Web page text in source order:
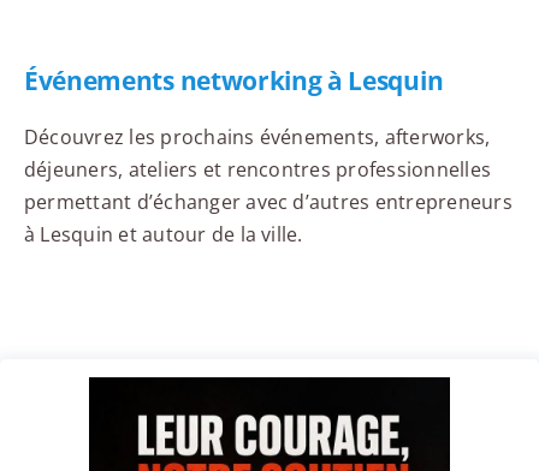
Événements networking à Lesquin
Découvrez les prochains événements, afterworks,
déjeuners, ateliers et rencontres professionnelles
permettant d’échanger avec d’autres entrepreneurs
à Lesquin et autour de la ville.